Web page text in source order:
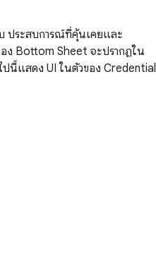
ประสบการณ์ที่คุ้นเคยและ
อง Bottom Sheet จะปรากฏใน
นี้แสดง UI ในตัวของ Credential